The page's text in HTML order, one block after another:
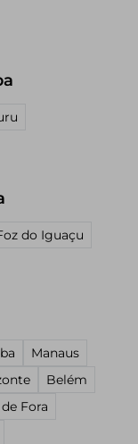
do Iguaçu
Manaus
Belém
Fora